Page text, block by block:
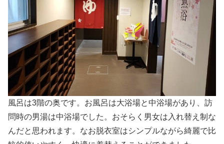
風呂は3階の奥です。お風呂は大浴場と中浴場があり、訪
問時の男湯は中浴場でした。おそらく男女は入れ替え制な
んだと思われます。なお脱衣室はシンプルながら綺麗で比